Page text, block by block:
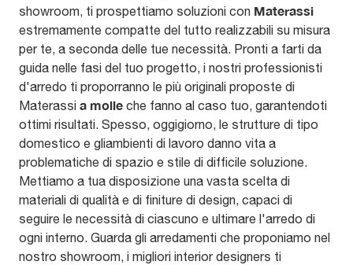
showroom, ti prospettiamo soluzioni con Materassi
estremamente compatte del tutto realizzabili su misura
per te, a seconda delle tue necessità. Pronti a farti da
guida nelle fasi del tuo progetto, i nostri professionisti
d'arredo ti proporranno le più originali proposte di
Materassi a molle che fanno al caso tuo, garantendoti
ottimi risultati. Spesso, oggigiorno, le strutture di tipo
domestico e gliambienti di lavoro danno vita a
problematiche di spazio e stile di difficile soluzione.
Mettiamo a tua disposizione una vasta scelta di
materiali di qualità e di finiture di design, capaci di
seguire le necessità di ciascuno e ultimare l'arredo di
ogni interno. Guarda gli arredamenti che proponiamo nel
nostro showroom, i migliori interior designers ti